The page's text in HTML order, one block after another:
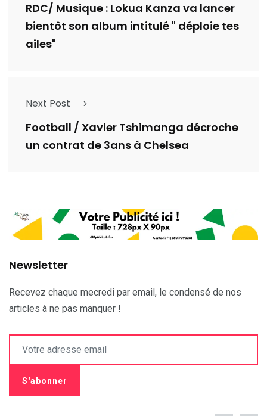
RDC/ Musique : Lokua Kanza va lancer
bientôt son album intitulé " déploie tes
ailes"
Next Post
Football / Xavier Tshimanga décroche
un contrat de 3ans à Chelsea
Newsletter
Recevez chaque mecredi par email, le condensé de nos
articles à ne pas manquer !